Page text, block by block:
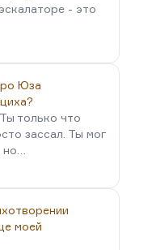
- это
Юза
только что
зассал. Ты мог
моей